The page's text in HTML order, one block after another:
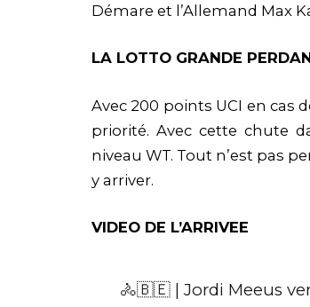
Démare et l’Allemand Max
LA LOTTO GRANDE
Avec 200 points UCI en cas
priorité. Avec cette chute
niveau WT. Tout n’est pas
y arriver.
VIDEO DE L’ARRIVEE
🚴🇧🇪 | Jordi Meeus